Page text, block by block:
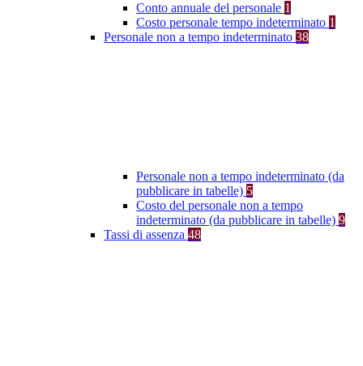
Conto annuale del personale 1
Costo personale tempo indeterminato 1
Personale non a tempo indeterminato 38
Personale non a tempo indeterminato (da
pubblicare in tabelle) 5
Costo del personale non a tempo
indeterminato (da pubblicare in tabelle) 9
Tassi di assenza 48